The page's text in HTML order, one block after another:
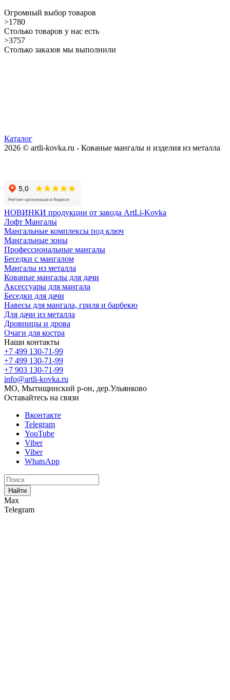
Огромный выбор товаров
>1780
Столько товаров у нас есть
>3757
Столько заказов мы выполнили
Каталог
2026 © artli-kovka.ru - Кованые мангалы и изделия из металла
НОВИНКИ продукции от завода ArtLi-Kovka
Лофт Мангалы
Мангальные комплексы под ключ
Мангальные зоны
Профессиональные мангалы
Беседки с мангалом
Мангалы из металла
Кованые мангалы для дачи
Аксессуары для мангала
Беседки для дачи
Навесы для мангала, гриля и барбекю
Для дачи из металла
Дровницы и дрова
Очаги для костра
Наши контакты
+7 499 130-71-99
+7 499 130-71-99
+7 903 130-71-99
info@artli-kovka.ru
МО, Мытищинский р-он, дер.Ульянково
Оставайтесь на связи
Вконтакте
Telegram
YouTube
Viber
Viber
WhatsApp
Найти
Max
Telegram